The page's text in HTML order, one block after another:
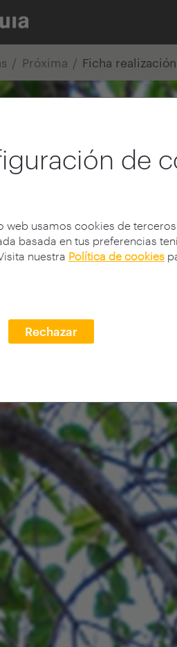
de
web usamos cookies de
basada en tus preferencias
nuestra Política de cookies
Rechazar
Próxima Ficha realización